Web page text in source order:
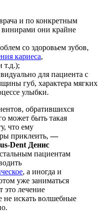
и по конкретным
винирами они крайне
со здоровьем зубов,
кариеса,
т.д.);
для пациента с
губ, характера мягких
улыбки.
обратившихся
может быть такая
что ему
приклеить,—
Dent Денис
пациентам
, а иногда и
уже заниматься
это лечение
не искать волшебные